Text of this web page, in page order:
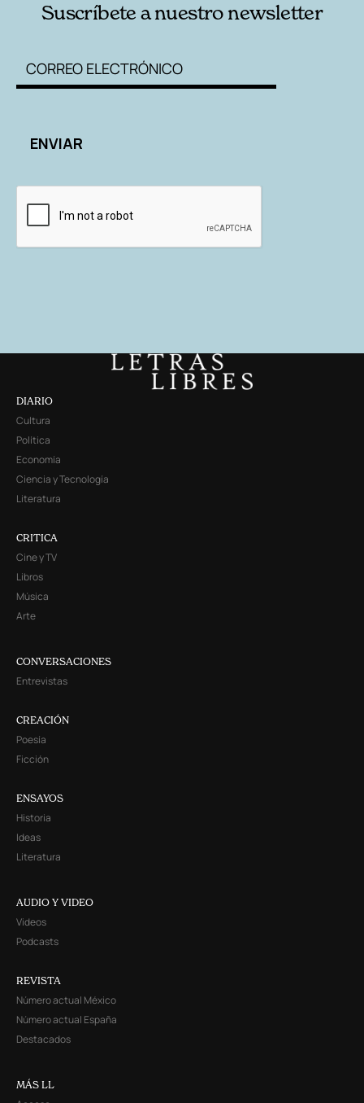
Suscríbete a nuestro newsletter
DIARIO
Cultura
Política
Economía
Ciencia y Tecnología
Literatura
CRITICA
Cine y TV
Libros
Música
Arte
CONVERSACIONES
Entrevistas
CREACIÓN
Poesía
Ficción
ENSAYOS
Historia
Ideas
Literatura
AUDIO Y VIDEO
Videos
Podcasts
REVISTA
Número actual México
Número actual España
Destacados
MÁS LL